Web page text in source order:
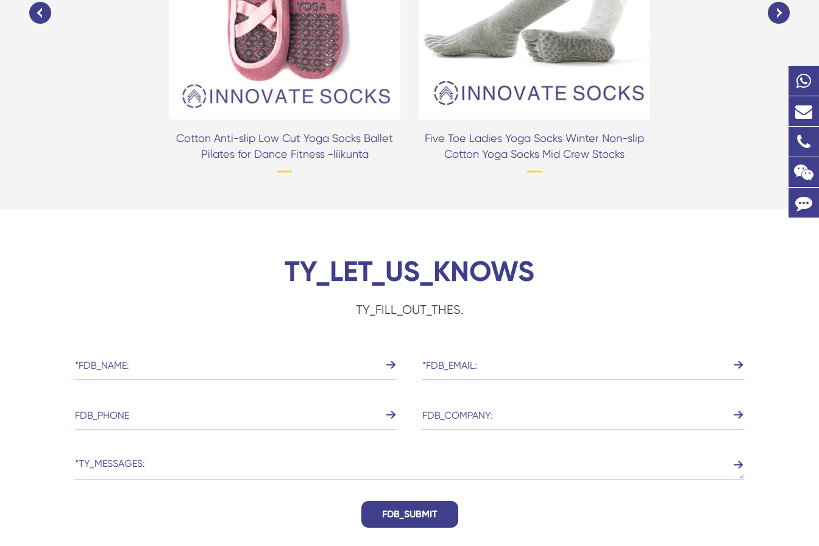
Cotton Anti-slip Low Cut Yoga Socks Ballet
Pilates for Dance Fitness -liikunta
Five Toe Ladies Yoga Socks Winter Non-slip
Cotton Yoga Socks Mid Crew Stocks
Avoin Toe Non Slip Pilates
Socks-2
TY_LET_US_KNOWS
TY_FILL_OUT_THES.
FDB_SUBMIT